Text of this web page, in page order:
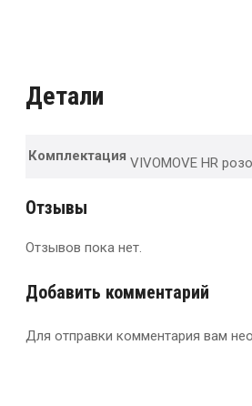
Детали
Комплектация VIVOMOVE HR
Отзывы
Отзывов пока нет.
Добавить комментарий
Для отправки комментария вам